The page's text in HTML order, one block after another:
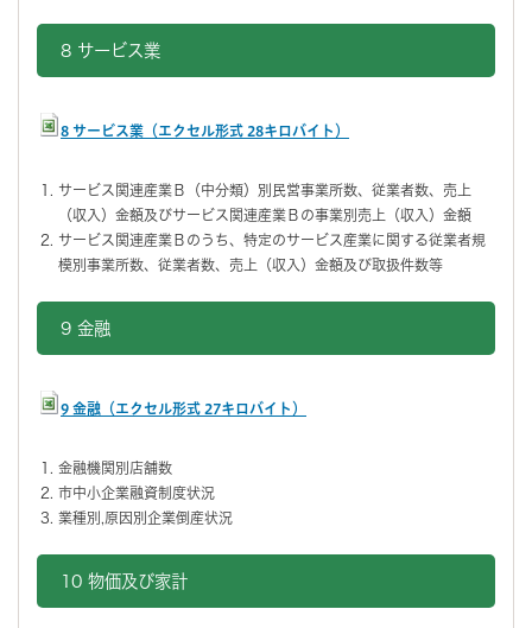
8 サービス業
8 サービス業（エクセル形式 28キロバイト）
サービス関連産業Ｂ（中分類）別民営事業所数、従業者数、売上
（収入）金額及びサービス関連産業Ｂの事業別売上（収入）金額
サービス関連産業Ｂのうち、特定のサービス産業に関する従業者規
模別事業所数、従業者数、売上（収入）金額及び取扱件数等
9 金融
9 金融（エクセル形式 27キロバイト）
金融機関別店舗数
市中小企業融資制度状況
業種別,原因別企業倒産状況
10 物価及び家計